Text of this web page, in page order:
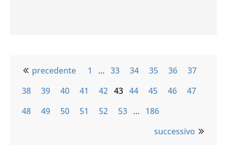
precedente 1 … 33 34 35 36
37
38
39 40 41 42 43 44 45 46
47
48
49 50 51 52 53 … 186
successivo